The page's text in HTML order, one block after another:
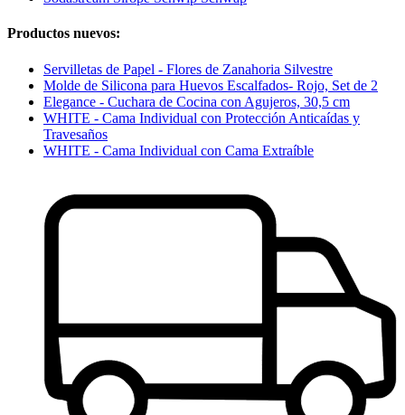
Productos nuevos:
Servilletas de Papel - Flores de Zanahoria Silvestre
Molde de Silicona para Huevos Escalfados- Rojo, Set de 2
Elegance - Cuchara de Cocina con Agujeros, 30,5 cm
WHITE - Cama Individual con Protección Anticaídas y
Travesaños
WHITE - Cama Individual con Cama Extraíble